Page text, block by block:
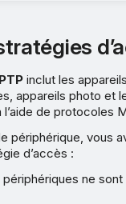
inclut les
appareils photo et
de protocoles
périphérique, vous
d’accès :
périphériques ne